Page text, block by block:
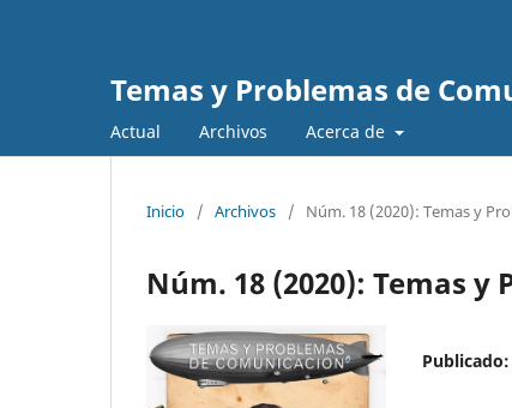
Temas y Problemas de
Actual Archivos Acerca de
Inicio / Archivos / Núm. 18 (2020): Temas y
Núm. 18 (2020): Temas
Publicado: